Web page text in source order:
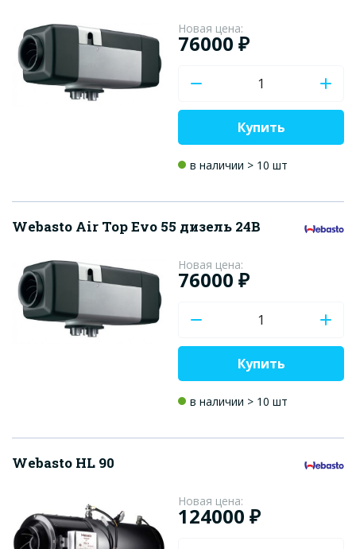
Новая цена:
76000 ₽
Купить
в наличии > 10 шт
Webasto Air Top Evo 55 дизель 24В
Новая цена:
76000 ₽
Купить
в наличии > 10 шт
Webasto HL 90
Новая цена:
124000 ₽